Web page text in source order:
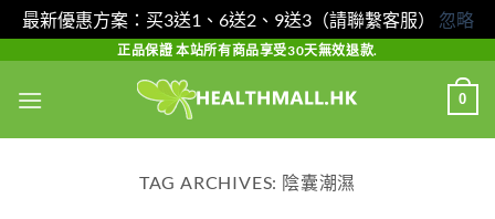
最新優惠方案：买3送1、6送2、9送3（請聯繫客服） 忽略
content
正品保證 本站所有商品享受30天無效退款.
0
TAG ARCHIVES: 陰囊潮濕